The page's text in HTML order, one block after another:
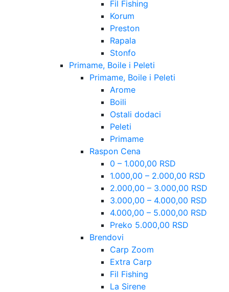
Fil Fishing
Korum
Preston
Rapala
Stonfo
Primame, Boile i Peleti
Primame, Boile i Peleti
Arome
Boili
Ostali dodaci
Peleti
Primame
Raspon Cena
0 – 1.000,00 RSD
1.000,00 – 2.000,00 RSD
2.000,00 – 3.000,00 RSD
3.000,00 – 4.000,00 RSD
4.000,00 – 5.000,00 RSD
Preko 5.000,00 RSD
Brendovi
Carp Zoom
Extra Carp
Fil Fishing
La Sirene